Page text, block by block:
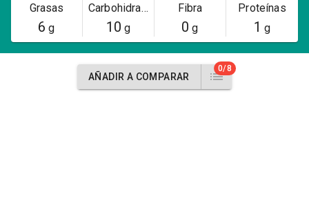
Grasas
6 g
Carbohidratos
10 g
Fibra
0 g
Proteínas
1 g
AÑADIR A COMPARAR
0/8